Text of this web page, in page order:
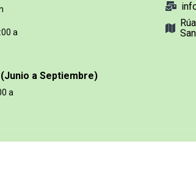
a
a Septiembre)
a